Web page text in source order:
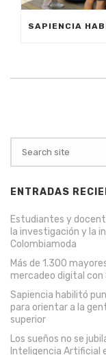
ENTRADAS
Estudiantes y
la investigación y la
Colombiamoda
Más de 1.300
mercadeo digital con
Sapiencia habilitó
para orientar a la
superior
Los sueños no se
Inteligencia Artificial